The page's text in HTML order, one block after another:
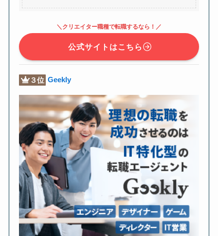
＼クリエイター職種で転職するなら！／
公式サイトはこちら
３位 Geekly